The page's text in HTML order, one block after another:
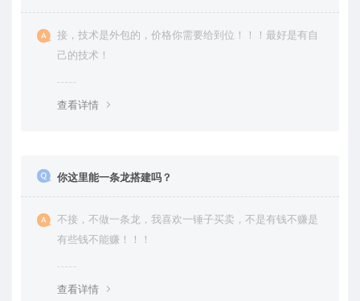
接，技术是外包的，价格你需要给到位！！！最好是有自
己的技术！
查看详情
你这里能一条龙搭建吗？
不接，不做一条龙，我喜欢一锤子买卖，不是有钱不赚是
有些钱不能赚！！！
查看详情